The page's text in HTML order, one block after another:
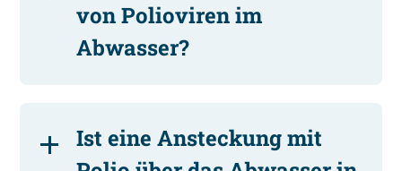
von Polioviren im
Abwasser?
Ist eine Ansteckung mit